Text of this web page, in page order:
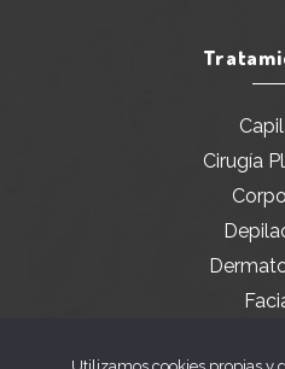
Cirugía